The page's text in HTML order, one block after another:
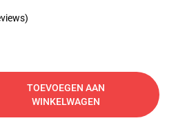
TOEVOEGEN AAN
WINKELWAGEN